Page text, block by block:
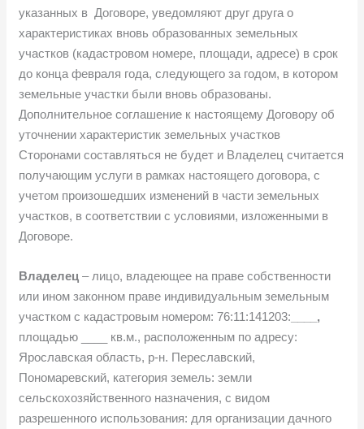
указанных в Договоре, уведомляют друг друга о
характеристиках вновь образованных земельных
участков (кадастровом номере, площади, адресе) в срок
до конца февраля года, следующего за годом, в котором
земельные участки были вновь образованы.
Дополнительное соглашение к настоящему Договору об
уточнении характеристик земельных участков
Сторонами составляться не будет и Владелец считается
получающим услуги в рамках настоящего договора, с
учетом произошедших изменений в части земельных
участков, в соответствии с условиями, изложенными в
Договоре.
Владелец– лицо, владеющее на праве собственности
или ином законном праве индивидуальным земельным
участком с кадастровым номером: 76:11:141203: ____,
площадью ____ кв.м., расположенным по адресу:
Ярославская область, р-н. Переславский,
Пономаревский, категория земель: земли
сельскохозяйственного назначения, с видом
разрешенного использования: для организации дачного